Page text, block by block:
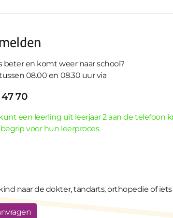
beter en komt weer naar school?
08.00 en 08.30 uur via
47 70
een leerling uit leerjaar 2 aan de
voor hun leerproces.
naar de dokter, tandarts, orthopedie of iets